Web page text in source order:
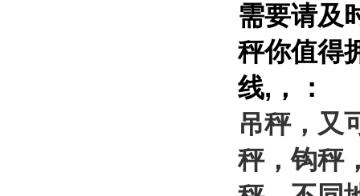
需要请及
秤你值得
线, ，
：
吊秤，又
秤，钩秤